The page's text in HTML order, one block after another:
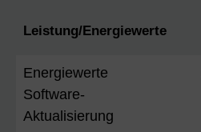
Leistung/Energiewerte
Energiewerte
Software-
Aktualisierung